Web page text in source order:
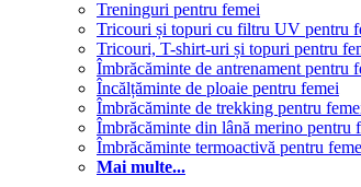
Treninguri pentru femei
Tricouri și topuri cu filtru UV pentru
Tricouri, T-shirt-uri și topuri pentru
Îmbrăcăminte de antrenament pentru
Încălțăminte de ploaie pentru femei
Îmbrăcăminte de trekking pentru
Îmbrăcăminte din lână merino pentru
Îmbrăcăminte termoactivă pentru
Mai multe...